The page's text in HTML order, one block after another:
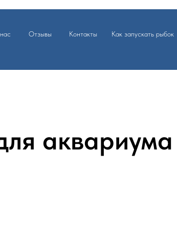
Отзывы Контакты Как запускать рыбок
аквариума